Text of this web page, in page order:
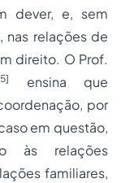
dever, e, sem
nas relações de
direito. O Prof.
ensina que
por
em questão,
às relações
familiares,